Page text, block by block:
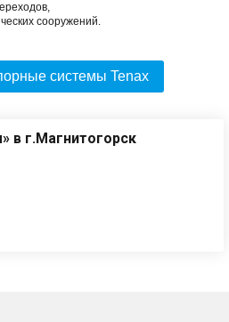
сооружений.
системы Tenax
в г.Магнитогорск